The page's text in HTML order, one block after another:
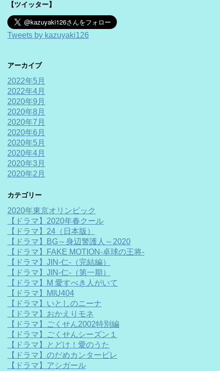
【ツイッター】
Tweets by kazuyaki126
アーカイブ
2022年5月
2022年4月
2020年9月
2020年8月
2020年7月
2020年6月
2020年5月
2020年4月
2020年3月
2020年2月
カテゴリー
2020年東京オリンピック
【ドラマ】2020年春クール
【ドラマ】24（日本版）
【ドラマ】BG～身辺警護人～2020
【ドラマ】FAKE MOTION-卓球の王将-
【ドラマ】JIN-仁-（完結編）
【ドラマ】JIN-仁-（第一期）
【ドラマ】M 愛すべき人がいて
【ドラマ】MIU404
【ドラマ】いとしのニーナ
【ドラマ】おかえりモネ
【ドラマ】ごくせん2002特別編
【ドラマ】ごくせんシーズン１
【ドラマ】とどけ！愛のうた
【ドラマ】のだめカンタービレ
【ドラマ】アシガール